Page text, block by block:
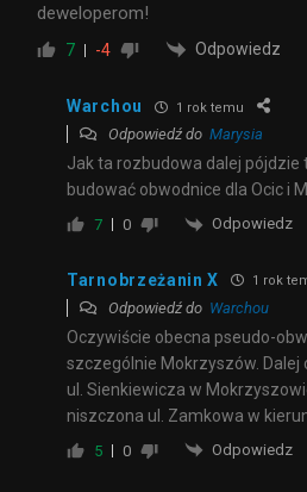
deweloperom!
7 -4 Odpowiedz
Warchou 1 rok temu
Odpowiedź do Marysia
Jak ta rozbudowa dalej pójdzie
budować obwodnice dla Ocic i
7 0 Odpowiedz
Tarnobrzeżanin X 1 rok
Odpowiedź do Warchou
Oczywiście obecna pseudo-
szczególnie Mokrzyszów. Dalej
ul. Sienkiewicza w
niszczona ul. Zamkowa w
5 0 Odpowiedz